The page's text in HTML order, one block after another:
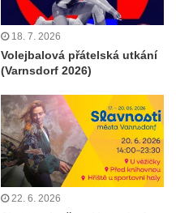
18. 7. 2026
Volejbalová přátelská utkání
(Varnsdorf 2026)
22. 6. 2026